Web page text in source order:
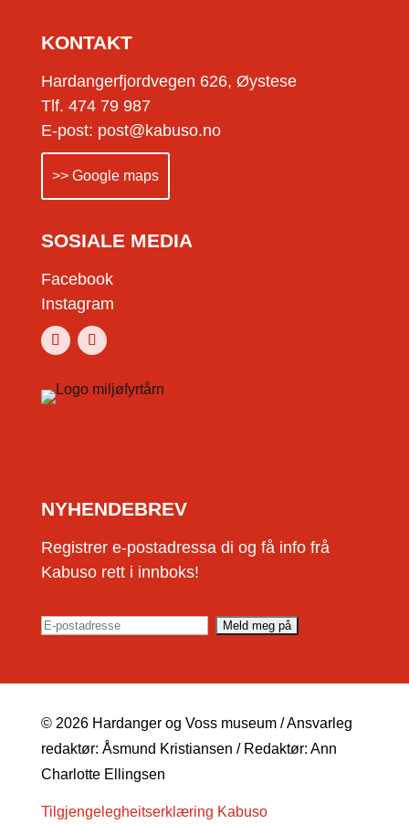
KONTAKT
Hardangerfjordvegen 626, Øystese
Tlf. 474 79 987
E-post: post@kabuso.no
>> Google maps
SOSIALE MEDIA
Facebook
Instagram
NYHENDEBREV
Registrer e-postadressa di og få info frå
Kabuso rett i innboks!
© 2026 Hardanger og Voss museum / Ansvarleg
redaktør: Åsmund Kristiansen / Redaktør: Ann
Charlotte Ellingsen
Tilgjengelegheitserklæring Kabuso